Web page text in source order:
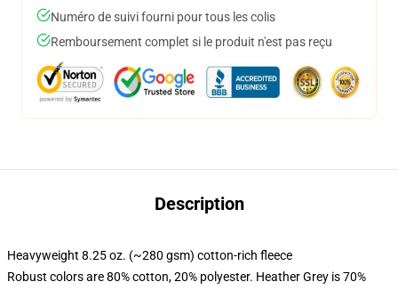
Numéro de suivi fourni pour tous les colis
Remboursement complet si le produit n'est pas reçu
Description
Heavyweight 8.25 oz. (~280 gsm) cotton-rich fleece
Robust colors are 80% cotton, 20% polyester. Heather Grey is 70%